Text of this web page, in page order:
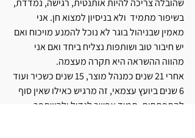
שהובלה צריכה להיות אותנטית, רגישה, נמדדת,
בשיפור מתמיד  ולא בניסיון למצוא חן. אני
מאמין שבניהול בוגר לא נוכל להמנע מויכוח ואם
יש חיבור טוב ושותפות נצליח ביחד ואם אני
מהווה ההשראה היא תקרה מעצמה.
אחרי 21 שנים כמנהל מוצר, 15 שנים כשכיר ועוד
6 שנים ביועץ עצמאי, זה מרגיש כאילו שאין סוף
להתפתחות, תמיד אפשר לגדול ולהשתפר.